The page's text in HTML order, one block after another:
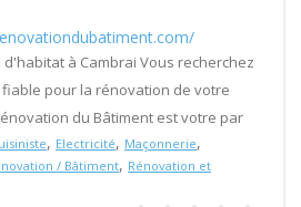
à Cambrai Vous recherchez
pour la rénovation de votre
du Bâtiment est votre par
, Electricité, Maçonnerie,
/ Bâtiment, Rénovation et